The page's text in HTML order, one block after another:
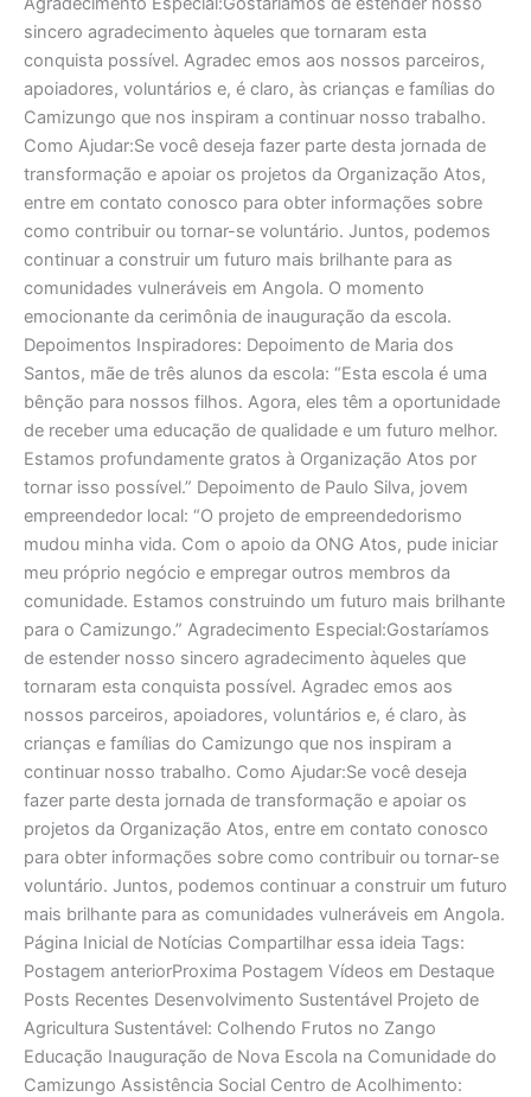
sincero agradecimento àqueles que tornaram esta
conquista possível. Agradec emos aos nossos parceiros,
apoiadores, voluntários e, é claro, às crianças e famílias do
Camizungo que nos inspiram a continuar nosso trabalho.
Como Ajudar:Se você deseja fazer parte desta jornada de
transformação e apoiar os projetos da Organização Atos,
entre em contato conosco para obter informações sobre
como contribuir ou tornar-se voluntário. Juntos, podemos
continuar a construir um futuro mais brilhante para as
comunidades vulneráveis em Angola. O momento
emocionante da cerimônia de inauguração da escola.
Depoimentos Inspiradores: Depoimento de Maria dos
Santos, mãe de três alunos da escola: “Esta escola é uma
bênção para nossos filhos. Agora, eles têm a oportunidade
de receber uma educação de qualidade e um futuro melhor.
Estamos profundamente gratos à Organização Atos por
tornar isso possível.” Depoimento de Paulo Silva, jovem
empreendedor local: “O projeto de empreendedorismo
mudou minha vida. Com o apoio da ONG Atos, pude iniciar
meu próprio negócio e empregar outros membros da
comunidade. Estamos construindo um futuro mais brilhante
para o Camizungo.” Agradecimento Especial:Gostaríamos
de estender nosso sincero agradecimento àqueles que
tornaram esta conquista possível. Agradec emos aos
nossos parceiros, apoiadores, voluntários e, é claro, às
crianças e famílias do Camizungo que nos inspiram a
continuar nosso trabalho. Como Ajudar:Se você deseja
fazer parte desta jornada de transformação e apoiar os
projetos da Organização Atos, entre em contato conosco
para obter informações sobre como contribuir ou tornar-se
voluntário. Juntos, podemos continuar a construir um futuro
mais brilhante para as comunidades vulneráveis em Angola.
Página Inicial de Notícias Compartilhar essa ideia Tags:
Postagem anteriorProxima Postagem Vídeos em Destaque
Posts Recentes Desenvolvimento Sustentável Projeto de
Agricultura Sustentável: Colhendo Frutos no Zango
Educação Inauguração de Nova Escola na Comunidade do
Camizungo Assistência Social Centro de Acolhimento: